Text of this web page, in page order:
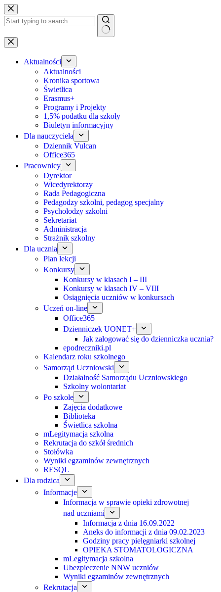
Przejdź
do
treści
Brak
wyników
Aktualności
Aktualności
Kronika sportowa
Świetlica
Erasmus+
Programy i Projekty
1,5% podatku dla szkoły
Biuletyn informacyjny
Dla nauczyciela
Dziennik Vulcan
Office365
Pracownicy
Dyrektor
Wicedyrektorzy
Rada Pedagogiczna
Pedagodzy szkolni, pedagog specjalny
Psycholodzy szkolni
Sekretariat
Administracja
Strażnik szkolny
Dla ucznia
Plan lekcji
Konkursy
Konkursy w klasach I – III
Konkursy w klasach IV – VIII
Osiągnięcia uczniów w konkursach
Uczeń on-line
Office365
Dzienniczek UONET+
Jak zalogować się do dzienniczka ucznia?
epodreczniki.pl
Kalendarz roku szkolnego
Samorząd Uczniowski
Działalność Samorządu Uczniowskiego
Szkolny wolontariat
Po szkole
Zajęcia dodatkowe
Biblioteka
Świetlica szkolna
mLegitymacja szkolna
Rekrutacja do szkół średnich
Stołówka
Wyniki egzaminów zewnętrznych
RESQL
Dla rodzica
Informacje
Informacja w sprawie opieki zdrowotnej
nad uczniami
Informacja z dnia 16.09.2022
Aneks do informacji z dnia 09.02.2023
Godziny pracy pielęgniarki szkolnej
OPIEKA STOMATOLOGICZNA
mLegitymacja szkolna
Ubezpieczenie NNW uczniów
Wyniki egzaminów zewnętrznych
Rekrutacja